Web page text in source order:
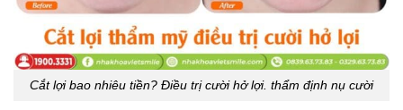
Cắt lợi bao nhiêu tiền? Điều trị cười hở lợi. thẩm định nụ cười